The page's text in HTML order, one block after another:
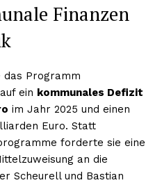
Finanzen
das Programm
ein kommunales Defizit
im Jahr 2025 und einen
Euro. Statt
forderte sie eine
an die
Scheurell und Bastian